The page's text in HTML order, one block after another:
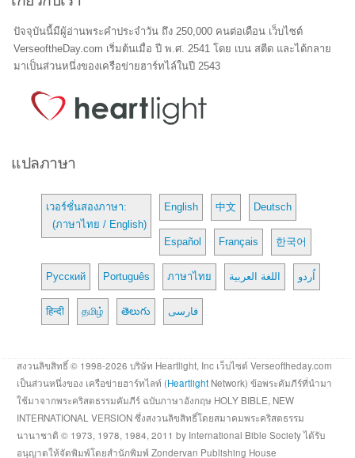
ปัจจุบันนี้มีผู้อ่านพระคำประจำวัน ถึง 250,000 คนต่อเดือน เว็บไซต์
VerseoftheDay.com เริ่มต้นเมื่อ ปี พ.ศ. 2541 โดย เบน สตีด และได้กลาย
มาเป็นส่วนหนึ่งของเครือข่ายฮาร์ทไล์ในปี 2543
แปลภาษา
เวอร์ชั่นสองภาษา:
(ภาษาไทย / English)
English 中文 Deutsch
Español Français 한국어
Русский Português ภาษาไทย اللغة العربية اُردو
हिन्दी தமிழ் తెలుగు فارسی
สงวนลิขสิทธิ์ © 1998-2026 บริษัท Heartlight, Inc เว็บไซต์ Verseoftheday.com
เป็นส่วนหนึ่งของ เครือข่ายฮาร์ทไลท์ (Heartlight Network) ข้อพระคัมภีร์ที่นำมา
ใช้มาจากพระคริสตธรรมคัมภีร์ ฉบับภาษาอังกฤษ HOLY BIBLE, NEW
INTERNATIONAL VERSION ซึ่งสงวนลิขสิทธิ์โดยสมาคมพระคริสตธรรม
นานาชาติ © 1973, 1978, 1984, 2011 by International Bible Society ได้รับ
อนุญาตให้จัดพิมพ์โดยสำนักพิมพ์ Zondervan Publishing House